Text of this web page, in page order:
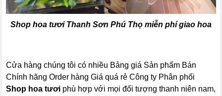
Shop hoa tươi Thanh Sơn Phú Thọ miễn phí giao hoa
Cửa hàng chúng tôi có nhiều Bảng giá Sản phẩm Bán
Chính hãng Order hàng Giá quá rẻ Công ty Phân phối
Shop hoa tươi phù hợp với mọi đối tượng thanh niên nam,